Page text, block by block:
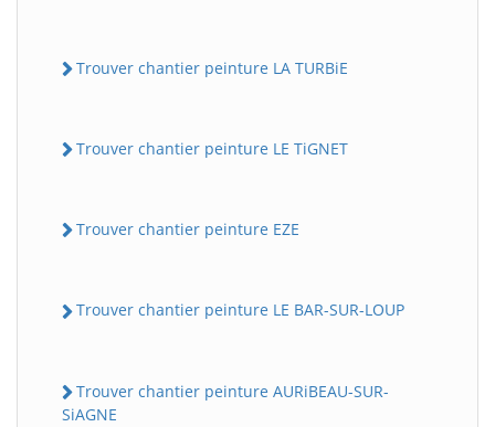
Trouver chantier peinture LA TURBiE
Trouver chantier peinture LE TiGNET
Trouver chantier peinture EZE
Trouver chantier peinture LE BAR-SUR-LOUP
Trouver chantier peinture AURiBEAU-SUR-
SiAGNE